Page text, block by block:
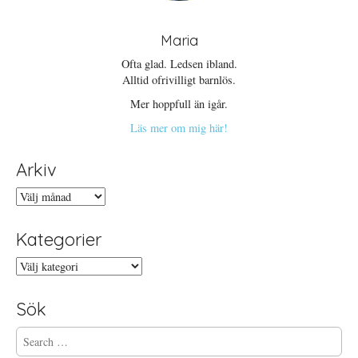
Maria
Ofta glad. Ledsen ibland.
Alltid ofrivilligt barnlös.
Mer hoppfull än igår.
Läs mer om mig här!
Arkiv
Arkiv
Kategorier
Kategorier
Sök
S
e